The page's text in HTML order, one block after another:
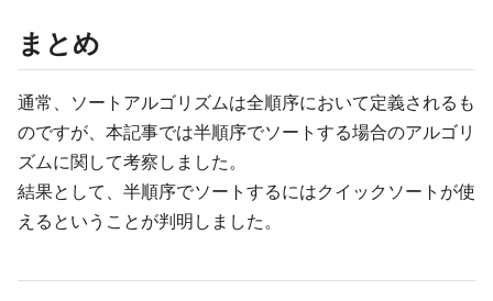
まとめ
通常、ソートアルゴリズムは全順序において定義されるも
のですが、本記事では半順序でソートする場合のアルゴリ
ズムに関して考察しました。
結果として、半順序でソートするにはクイックソートが使
えるということが判明しました。